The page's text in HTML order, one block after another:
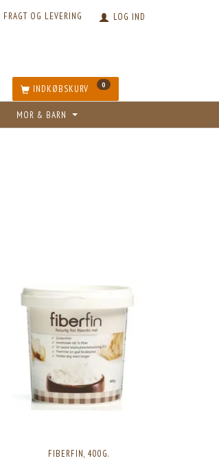
LOG IND
FRAGT OG LEVERING
INDKØBSKURV 0
MOR & BARN
FIBERFIN, 400G.